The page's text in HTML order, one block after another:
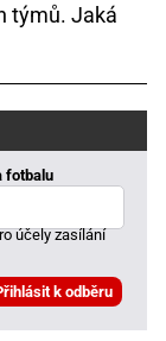
týmů. Jaká
fotbalu
účely zasílání